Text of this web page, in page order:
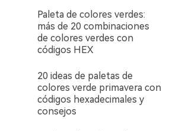
Paleta de colores verdes:
más de 20 combinaciones
de colores verdes con
códigos HEX
20 ideas de paletas de
colores verde primavera con
códigos hexadecimales y
consejos